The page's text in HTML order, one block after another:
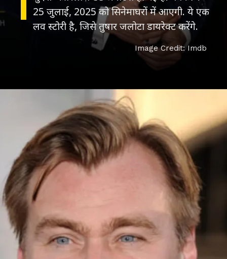
25 जुलाई, 2025 को सिनेमाघरों में आएगी. ये एक
लव स्टोरी है, जिसे तुषार जलोटा डायरेक्ट करेंगे.
Image Credit: Imdb